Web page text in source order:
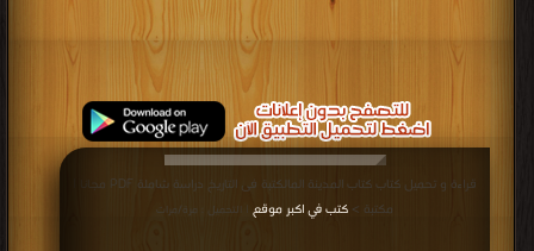
قراءة و تحميل كتاب كتاب المدينة المالكتبة فى التاريخ دراسة شاملة PDF مجانا |
مكتبة > كتب في اكبر موقع | التحميل : مرة/مرات